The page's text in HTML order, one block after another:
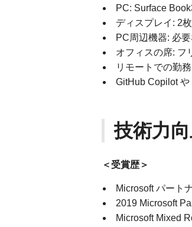
PC: Surface
ディスプレイ: 2
PC周辺機器: 必
オフィスの席: フ
リモートでの勤
GitHub Copilot
技術力
＜受賞歴＞
Microsoft パート
2019 Microsoft
Microsoft Mixed